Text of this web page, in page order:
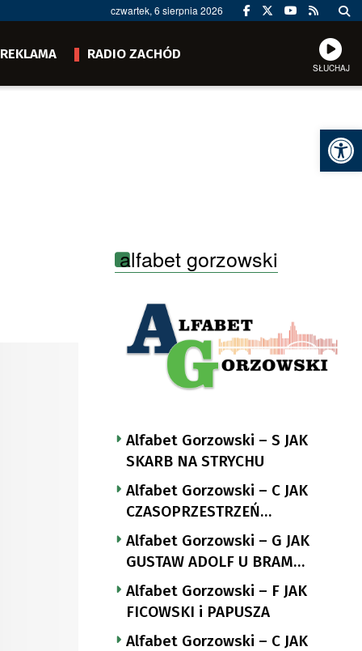
czwartek, 6 sierpnia 2026
REKLAMA RADIO ZACHÓD
SŁUCHAJ
alfabet gorzowski
Alfabet Gorzowski – S JAK
SKARB NA STRYCHU
Alfabet Gorzowski – C JAK
CZASOPRZESTRZEŃ
NUTTGENSA
Alfabet Gorzowski – G JAK
GUSTAW ADOLF U BRAM
LANDSBERGA
Alfabet Gorzowski – F JAK
FICOWSKI i PAPUSZA
Alfabet Gorzowski – C JAK